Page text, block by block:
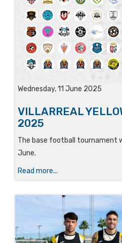
Wednesday, 11 June 2025
VILLARREAL
2025
The base football tournament
June.
Read more...